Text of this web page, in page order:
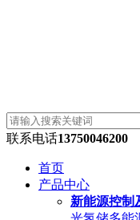
联系电话13750046200
首页
产品中心
新能源控制